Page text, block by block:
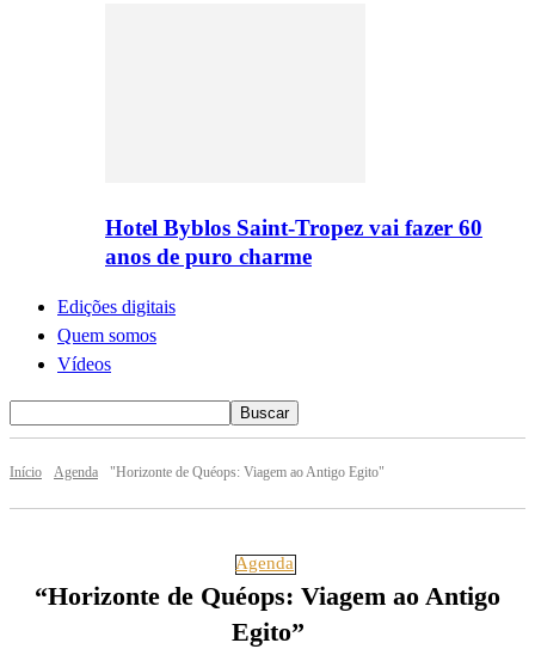
Hotel Byblos Saint-Tropez vai fazer 60
anos de puro charme
Edições digitais
Quem somos
Vídeos
Início Agenda "Horizonte de Quéops: Viagem ao Antigo Egito"
Agenda
“Horizonte de Quéops: Viagem ao Antigo
Egito”